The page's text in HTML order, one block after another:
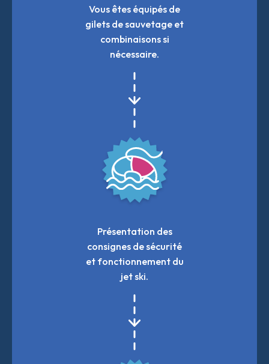
Vous êtes équipés de
gilets de sauvetage et
combinaisons si
nécessaire.
Présentation des
consignes de sécurité
et fonctionnement du
jet ski.